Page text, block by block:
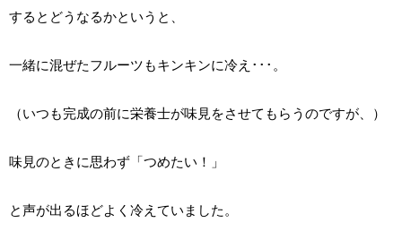
するとどうなるかというと、
一緒に混ぜたフルーツもキンキンに冷え･･･。
（いつも完成の前に栄養士が味見をさせてもらうのですが、）
味見のときに思わず「つめたい！」
と声が出るほどよく冷えていました。